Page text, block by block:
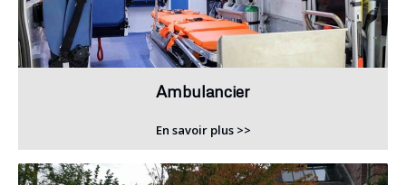
Ambulancier
En savoir plus >>